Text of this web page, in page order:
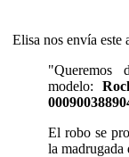
Elisa nos envía este
"Queremos
modelo:
El robo se
la madrugada